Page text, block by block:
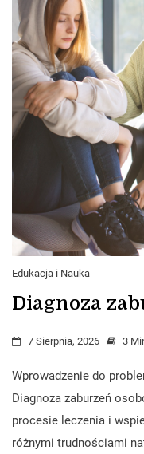
Edukacja i Nauka
Diagnoza
7 Sierpnia, 2026 3
Wprowadzenie do
Diagnoza zaburzeń
procesie leczenia i
różnymi trudnościami